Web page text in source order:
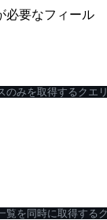
必要なフィール
のみを取得するクエ
覧を同時に取得する